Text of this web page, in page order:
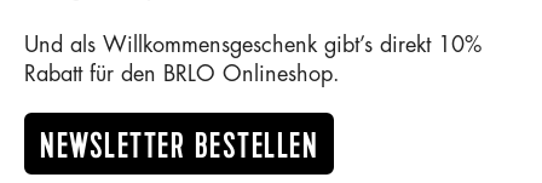
Und als Willkommensgeschenk gibt’s direkt 10%
Rabatt für den BRLO Onlineshop.
NEWSLETTER BESTELLEN